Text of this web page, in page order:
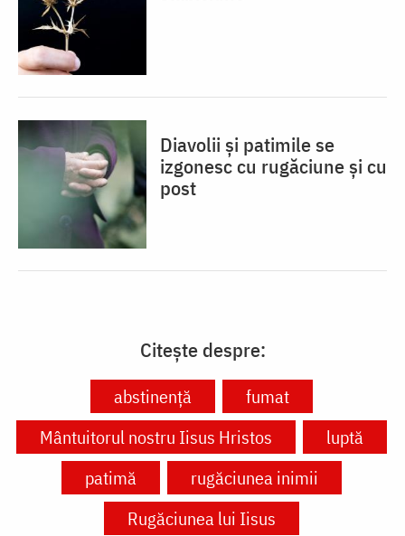
Diavolii și patimile se
izgonesc cu rugăciune și cu
post
Citește despre:
abstinență
fumat
Mântuitorul nostru Iisus Hristos
luptă
patimă
rugăciunea inimii
Rugăciunea lui Iisus